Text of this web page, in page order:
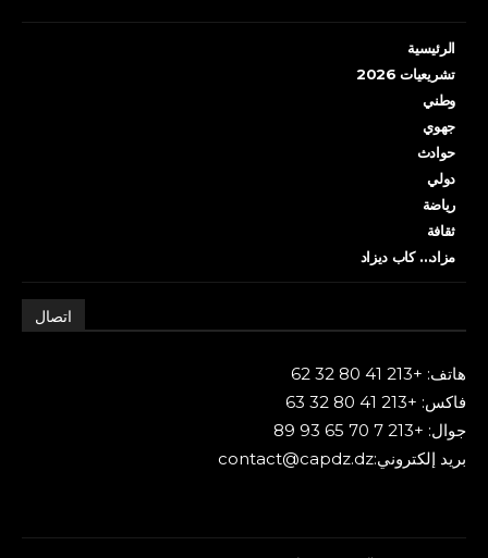
الرئيسية
تشريعيات 2026
وطني
جهوي
حوادث
دولي
رياضة
ثقافة
مزاد… كاب ديزاد
اتصال
هاتف: +213 41 80 32 62
فاكس: +213 41 80 32 63
جوال: +213 7 70 65 93 89
بريد إلكتروني:contact@capdz.dz